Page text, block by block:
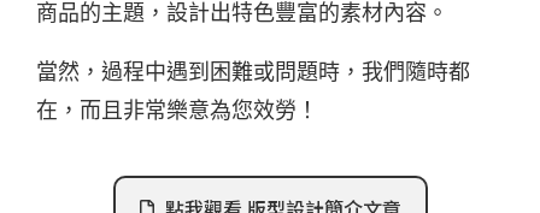
商品的主題，設計出特色豐富的素材內容。
當然，過程中遇到困難或問題時，我們隨時都
在，而且非常樂意為您效勞！